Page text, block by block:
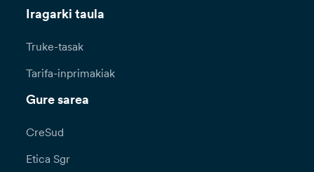
Iragarki taula
Truke-tasak
Tarifa-inprimakiak
Gure sarea
CreSud
Etica Sgr